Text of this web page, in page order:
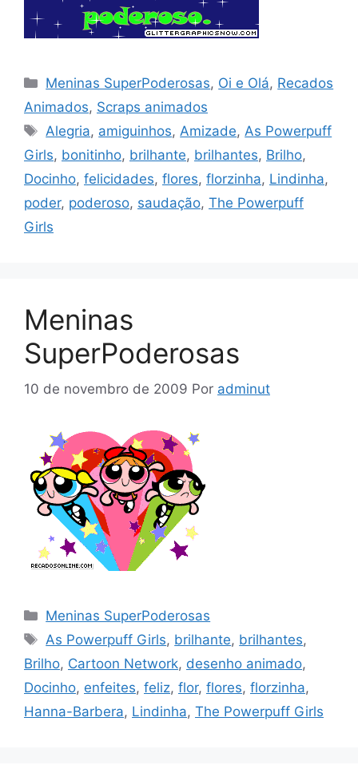
Categorias
Meninas SuperPoderosas, Oi e Olá, Recados
Animados, Scraps animados
Tags
Alegria, amiguinhos,Amizade,As Powerpuff
Girls, bonitinho, brilhante, brilhantes, Brilho,
Docinho, felicidades, flores, florzinha, Lindinha,
poder, poderoso, saudação, The Powerpuff
Girls
Meninas
SuperPoderosas
10 de novembro de 2009 Por adminut
Categorias
Meninas SuperPoderosas
Tags
As Powerpuff Girls, brilhante, brilhantes,
Brilho, Cartoon Network, desenho animado,
Docinho, enfeites, feliz, flor, flores, florzinha,
Hanna-Barbera, Lindinha, The Powerpuff Girls